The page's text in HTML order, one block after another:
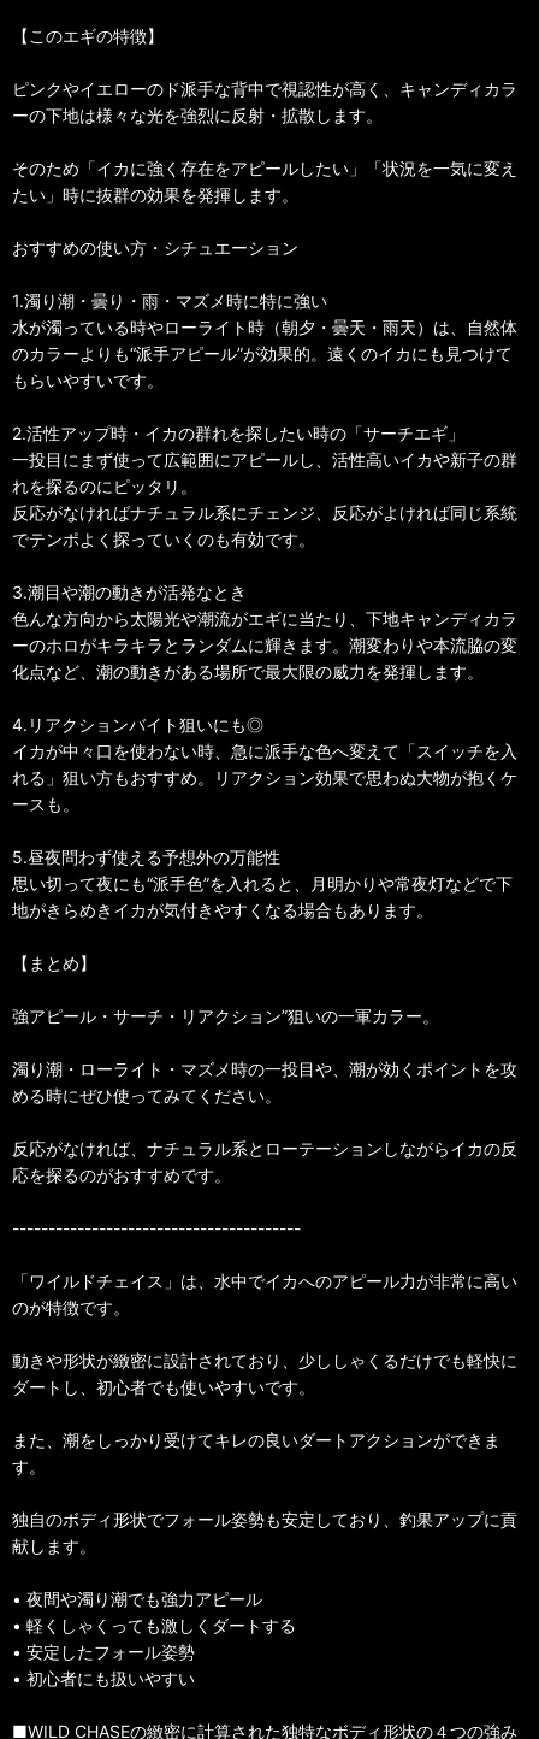
【このエギの特徴】
ピンクやイエローのド派手な背中で視認性が高く、キャンディカラ
ーの下地は様々な光を強烈に反射・拡散します。
そのため「イカに強く存在をアピールしたい」「状況を一気に変え
たい」時に抜群の効果を発揮します。
おすすめの使い方・シチュエーション
1.濁り潮・曇り・雨・マズメ時に特に強い
水が濁っている時やローライト時（朝夕・曇天・雨天）は、自然体
のカラーよりも“派手アピール”が効果的。遠くのイカにも見つけて
もらいやすいです。
2.活性アップ時・イカの群れを探したい時の「サーチエギ」
一投目にまず使って広範囲にアピールし、活性高いイカや新子の群
れを探るのにピッタリ。
反応がなければナチュラル系にチェンジ、反応がよければ同じ系統
でテンポよく探っていくのも有効です。
3.潮目や潮の動きが活発なとき
色んな方向から太陽光や潮流がエギに当たり、下地キャンディカラ
ーのホロがキラキラとランダムに輝きます。潮変わりや本流脇の変
化点など、潮の動きがある場所で最大限の威力を発揮します。
4.リアクションバイト狙いにも◎
イカが中々口を使わない時、急に派手な色へ変えて「スイッチを入
れる」狙い方もおすすめ。リアクション効果で思わぬ大物が抱くケ
ースも。
5.昼夜問わず使える予想外の万能性
思い切って夜にも“派手色”を入れると、月明かりや常夜灯などで下
地がきらめきイカが気付きやすくなる場合もあります。
【まとめ】
強アピール・サーチ・リアクション”狙いの一軍カラー。
濁り潮・ローライト・マズメ時の一投目や、潮が効くポイントを攻
める時にぜひ使ってみてください。
反応がなければ、ナチュラル系とローテーションしながらイカの反
応を探るのがおすすめです。
----------------------------------------
「ワイルドチェイス」は、水中でイカへのアピール力が非常に高い
のが特徴です。
動きや形状が緻密に設計されており、少ししゃくるだけでも軽快に
ダートし、初心者でも使いやすいです。
また、潮をしっかり受けてキレの良いダートアクションができま
す。
独自のボディ形状でフォール姿勢も安定しており、釣果アップに貢
献します。
• 夜間や濁り潮でも強力アピール
• 軽くしゃくっても激しくダートする
• 安定したフォール姿勢
• 初心者にも扱いやすい
■WILD CHASEの緻密に計算された独特なボディ形状の４つの強み